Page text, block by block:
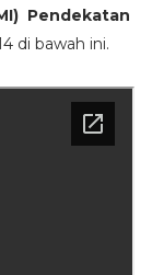
Pendekatan
di bawah ini.